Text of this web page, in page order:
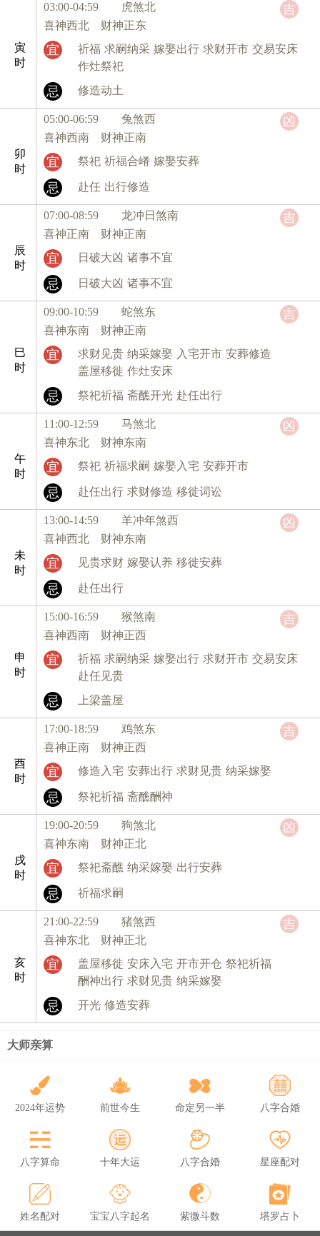
寅
时
03:00-04:59 虎煞北
喜神西北 财神正东
宜 祈福 求嗣纳采 嫁娶出行 求财开市 交易安床
作灶祭祀
忌 修造动土
吉
卯
时
05:00-06:59 兔煞西
喜神西南 财神正南
宜 祭祀 祈福合嵴 嫁娶安葬
忌 赴任 出行修造
凶
辰
时
07:00-08:59 龙冲日煞南
喜神正南 财神正南
宜 日破大凶 诸事不宜
忌 日破大凶 诸事不宜
吉
巳
时
09:00-10:59 蛇煞东
喜神东南 财神正南
宜 求财见贵 纳采嫁娶 入宅开市 安葬修造
盖屋移徙 作灶安床
忌 祭祀祈福 斋醮开光 赴任出行
吉
午
时
11:00-12:59 马煞北
喜神东北 财神东南
宜 祭祀 祈福求嗣 嫁娶入宅 安葬开市
忌 赴任出行 求财修造 移徙词讼
凶
未
时
13:00-14:59 羊冲年煞西
喜神西北 财神东南
宜 见贵求财 嫁娶认养 移徙安葬
忌 赴任出行
凶
申
时
15:00-16:59 猴煞南
喜神西南 财神正西
宜 祈福 求嗣纳采 嫁娶出行 求财开市 交易安床
赴任见贵
忌 上梁盖屋
吉
酉
时
17:00-18:59 鸡煞东
喜神正南 财神正西
宜 修造入宅 安葬出行 求财见贵 纳采嫁娶
忌 祭祀祈福 斋醮酬神
吉
戌
时
19:00-20:59 狗煞北
喜神东南 财神正北
宜 祭祀斋醮 纳采嫁娶 出行安葬
忌 祈福求嗣
凶
亥
时
21:00-22:59 猪煞西
喜神东北 财神正北
宜 盖屋移徙 安床入宅 开市开仓 祭祀祈福
酬神出行 求财见贵 纳采嫁娶
忌 开光 修造安葬
吉
大师亲算
2024年运势 前世今生 命定另一半 八字合婚
八字算命 十年大运 八字合婚 星座配对
姓名配对 宝宝八字起名 紫微斗数 塔罗占卜